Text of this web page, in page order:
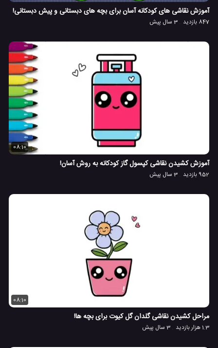
آموزش نقاشی های کودکانه آسان برای بچه های دبستانی و پیش دبستانی!
847 بازدید 3 سال پیش
08:10
آموزش کشیدن نقاشی کپسول گاز کودکانه به روش آسان!
952 بازدید 3 سال پیش
08:10
مراحل کشیدن نقاشی گلدان گل کیوت برای بچه ها!
1.3 هزار بازدید 3 سال پیش